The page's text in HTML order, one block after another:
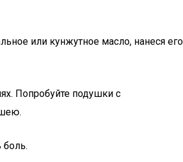
или кунжутное масло, нанеся его
Попробуйте подушки с